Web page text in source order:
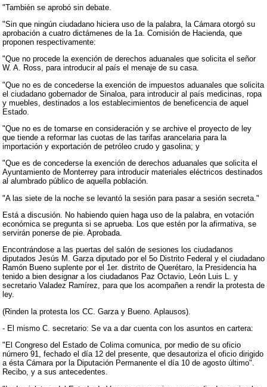
"También se aprobó sin debate.
"Sin que ningún ciudadano hiciera uso de la palabra, la Cámara otorgó su
aprobación a cuatro dictámenes de la 1a. Comisión de Hacienda, que
proponen respectivamente:
"Que no procede la exención de derechos aduanales que solicita el señor
W. A. Ross, para introducir al país el menaje de su casa.
"Que no es de concederse la exención de impuestos aduanales que solicita
el ciudadano gobernador de Sinaloa, para introducir al país medicinas, ropa
y muebles, destinados a los establecimientos de beneficencia de aquel
Estado.
"Que no es de tomarse en consideración y se archive el proyecto de ley
que tiende a reformar las cuotas de las tarifas arancelaria para la
importación y exportación de petróleo crudo y gasolina; y
"Que es de concederse la exención de derechos aduanales que solicita el
Ayuntamiento de Monterrey para introducir materiales eléctricos destinados
al alumbrado público de aquella población.
"A las siete de la noche se levantó la sesión para pasar a sesión secreta."
Está a discusión. No habiendo quien haga uso de la palabra, en votación
económica se pregunta si se aprueba. Los que estén por la afirmativa, se
servirán ponerse de pie. Aprobada.
Encontrándose a las puertas del salón de sesiones los ciudadanos
diputados Jesús M. Garza diputado por el 5o Distrito Federal y el ciudadano
Ramón Bueno suplente por el 1er. distrito de Querétaro, la Presidencia ha
tenido a bien designar a los ciudadanos Paz Octavio, León Luis L. y
secretario Valadez Ramírez, para que los acompañen a rendir la protesta de
ley.
(Rinden la protesta los CC. Garza y Bueno. Aplausos).
- El mismo C. secretario: Se va a dar cuenta con los asuntos en cartera:
"El Congreso del Estado de Colima comunica, por medio de su oficio
número 91, fechado el día 12 del presente, que desautoriza el oficio dirigido
a ésta Cámara por la Diputación Permanente el día 10 de agosto último".
Recibo, y a sus antecedentes.